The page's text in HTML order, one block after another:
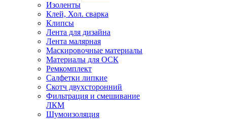
Изоленты
Клей, Хол. сварка
Клипсы
Лента для дизайна
Лента малярная
Маскировочные материалы
Материалы для ОСК
Ремкомплект
Салфетки липкие
Скотч двухсторонний
Фильтрация и смешивание
ЛКМ
Шумоизоляция